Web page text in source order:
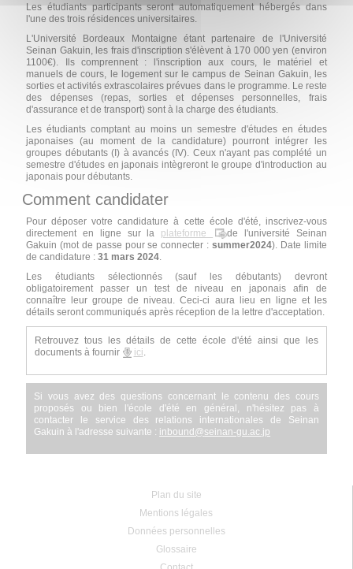
Les étudiants participants seront automatiquement hébergés dans
l'une des trois résidences universitaires.
L'Université Bordeaux Montaigne étant partenaire de l'Université
Seinan Gakuin, les frais d'inscription s'élèvent à 170 000 yen (environ
1100€). Ils comprennent : l'inscription aux cours, le matériel et
manuels de cours, le logement sur le campus de Seinan Gakuin, les
sorties et activités extrascolaires prévues dans le programme. Le reste
des dépenses (repas, sorties et dépenses personnelles, frais
d'assurance et de transport) sont à la charge des étudiants.
Les étudiants comptant au moins un semestre d'études en études
japonaises (au moment de la candidature) pourront intégrer les
groupes débutants (I) à avancés (IV). Ceux n'ayant pas complété un
semestre d'études en japonais intègreront le groupe d'introduction au
japonais pour débutants.
Comment candidater
Pour déposer votre candidature à cette école d'été, inscrivez-vous
directement en ligne sur la plateforme
de l'université Seinan
Gakuin (mot de passe pour se connecter :summer2024). Date limite
de candidature :31 mars 2024
Les étudiants sélectionnés (sauf les débutants) devront
obligatoirement passer un test de niveau en japonais afin de
connaître leur groupe de niveau. Ceci-ci aura lieu en ligne et les
détails seront communiqués après réception de la lettre d'acceptation.
Retrouvez tous les détails de cette école d'été ainsi que les
documents à fournir
ici
Si vous avez des questions concernant le contenu des cours
proposés ou bien l'école d'été en général, n'hésitez pas à
contacter le service des relations internationales de Seinan
Gakuin à l'adresse suivante : inbound@seinan-gu.ac.jp
Plan du site
Mentions légales
Données personnelles
Glossaire